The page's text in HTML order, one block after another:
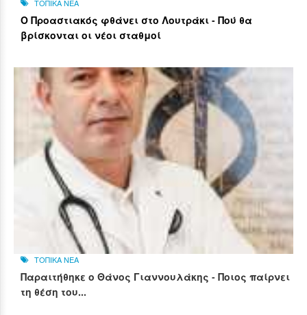
ΤΟΠΙΚΑ ΝΕΑ
Ο Προαστιακός φθάνει στο Λουτράκι - Πού θα
βρίσκονται οι νέοι σταθμοί
ΤΟΠΙΚΑ ΝΕΑ
Παραιτήθηκε ο Θάνος Γιαννουλάκης - Ποιος παίρνει
τη θέση του...